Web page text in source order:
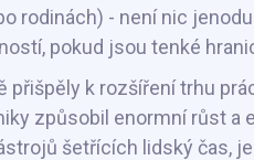
rodinách) - není nic
pokud jsou tenké
k rozšíření trhu
způsobil enormní růst a
šetřících lidský čas,